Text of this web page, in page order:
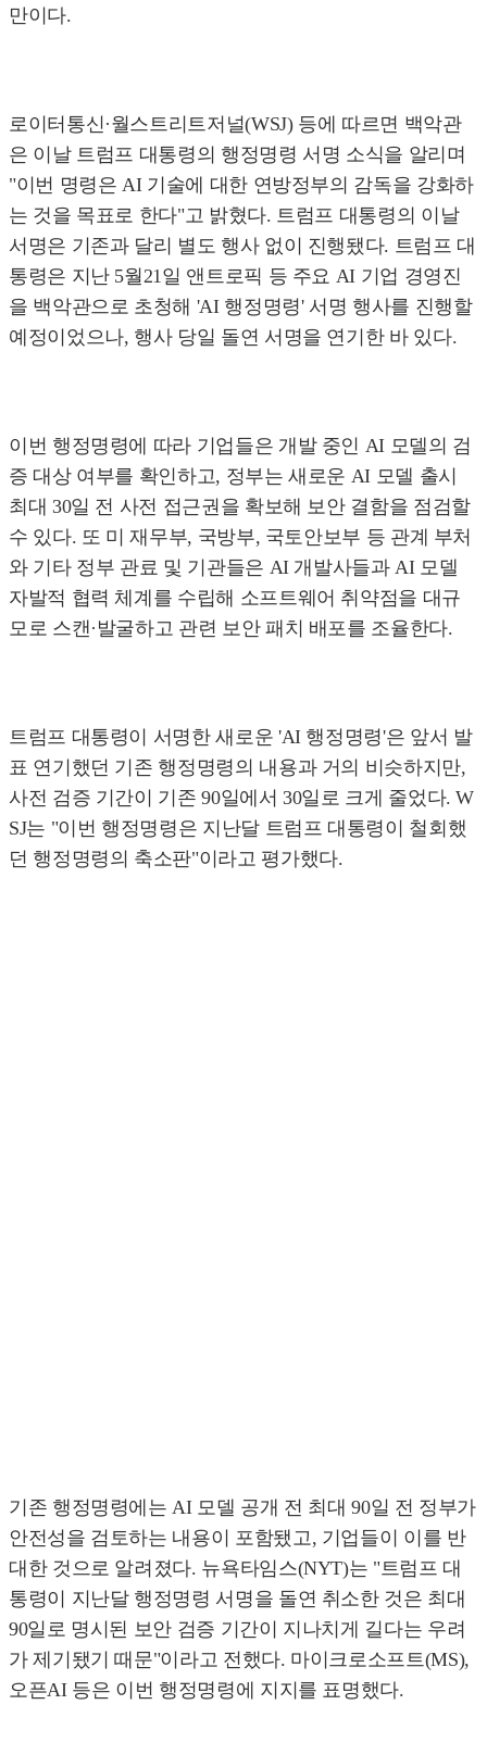
만이다.
로이터통신·월스트리트저널(WSJ) 등에 따르면 백악관
은 이날 트럼프 대통령의 행정명령 서명 소식을 알리며
"이번 명령은 AI 기술에 대한 연방정부의 감독을 강화하
는 것을 목표로 한다"고 밝혔다. 트럼프 대통령의 이날
서명은 기존과 달리 별도 행사 없이 진행됐다. 트럼프 대
통령은 지난 5월21일 앤트로픽 등 주요 AI 기업 경영진
을 백악관으로 초청해 'AI 행정명령' 서명 행사를 진행할
예정이었으나, 행사 당일 돌연 서명을 연기한 바 있다.
이번 행정명령에 따라 기업들은 개발 중인 AI 모델의 검
증 대상 여부를 확인하고, 정부는 새로운 AI 모델 출시
최대 30일 전 사전 접근권을 확보해 보안 결함을 점검할
수 있다. 또 미 재무부, 국방부, 국토안보부 등 관계 부처
와 기타 정부 관료 및 기관들은 AI 개발사들과 AI 모델
자발적 협력 체계를 수립해 소프트웨어 취약점을 대규
모로 스캔·발굴하고 관련 보안 패치 배포를 조율한다.
트럼프 대통령이 서명한 새로운 'AI 행정명령'은 앞서 발
표 연기했던 기존 행정명령의 내용과 거의 비슷하지만,
사전 검증 기간이 기존 90일에서 30일로 크게 줄었다. W
SJ는 "이번 행정명령은 지난달 트럼프 대통령이 철회했
던 행정명령의 축소판"이라고 평가했다.
기존 행정명령에는 AI 모델 공개 전 최대 90일 전 정부가
안전성을 검토하는 내용이 포함됐고, 기업들이 이를 반
대한 것으로 알려졌다. 뉴욕타임스(NYT)는 "트럼프 대
통령이 지난달 행정명령 서명을 돌연 취소한 것은 최대
90일로 명시된 보안 검증 기간이 지나치게 길다는 우려
가 제기됐기 때문"이라고 전했다. 마이크로소프트(MS),
오픈AI 등은 이번 행정명령에 지지를 표명했다.